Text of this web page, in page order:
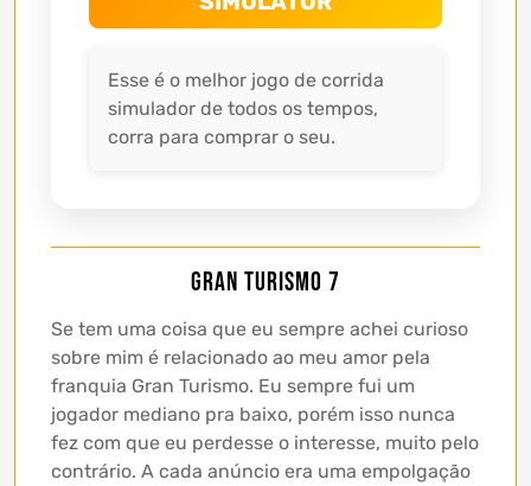
Esse é o melhor jogo de corrida
simulador de todos os tempos,
corra para comprar o seu.
Gran Turismo 7
Se tem uma coisa que eu sempre achei curioso
sobre mim é relacionado ao meu amor pela
franquia Gran Turismo. Eu sempre fui um
jogador mediano pra baixo, porém isso nunca
fez com que eu perdesse o interesse, muito pelo
contrário. A cada anúncio era uma empolgação